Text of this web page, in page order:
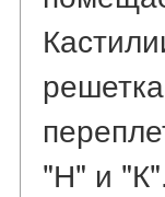
"Н" и